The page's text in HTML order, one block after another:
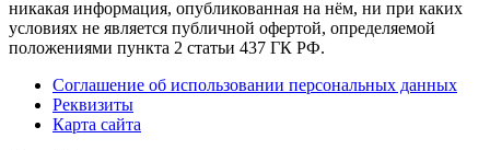
никакая информация, опубликованная на нём, ни при каких
условиях не является публичной офертой, определяемой
положениями пункта 2 статьи 437 ГК РФ.
Соглашение об использовании персональных данных
Реквизиты
Карта сайта